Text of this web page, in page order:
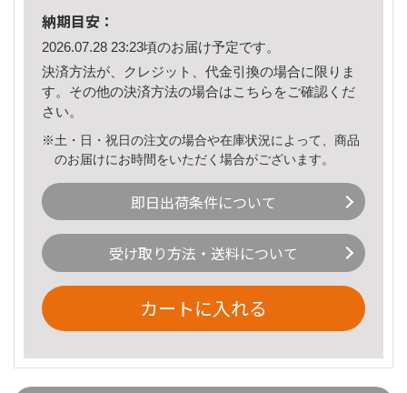
納期目安：
2026.07.28 23:23頃のお届け予定です。
決済方法が、クレジット、代金引換の場合に限りま
す。その他の決済方法の場合はこちら をご確認くだ
さい。
※土・日・祝日の注文の場合や在庫状況によって、商品
のお届けにお時間をいただく場合がございます。
即日出荷条件について
受け取り方法・送料について
カートに入れる